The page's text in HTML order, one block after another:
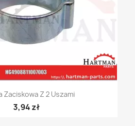
Zaciskowa Z 2 Uszami
3,94 zł